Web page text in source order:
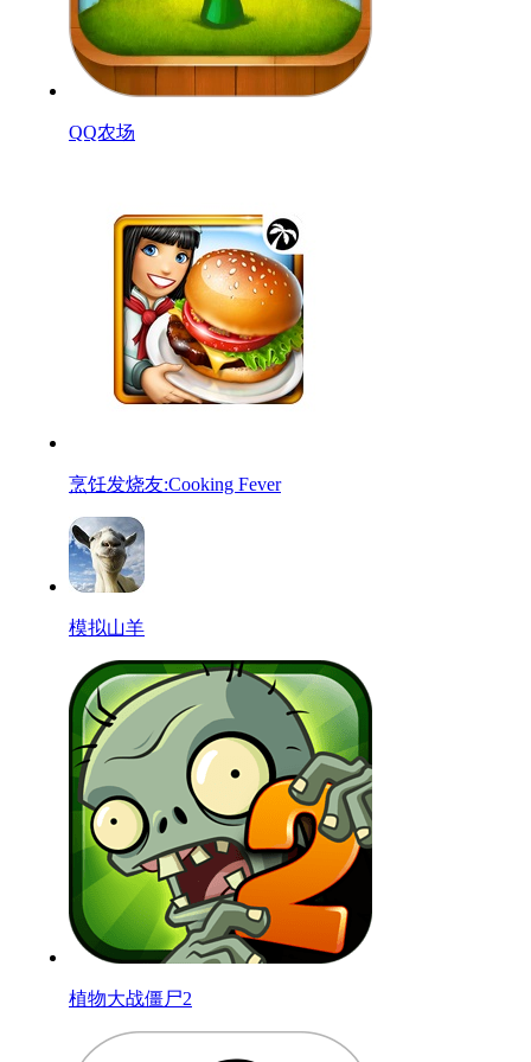
QQ农场
烹饪发烧友:Cooking Fever
模拟山羊
植物大战僵尸2